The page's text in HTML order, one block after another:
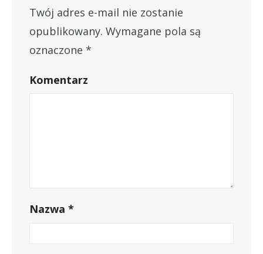
Twój adres e-mail nie zostanie
opublikowany. Wymagane pola są
oznaczone *
Komentarz
Nazwa *